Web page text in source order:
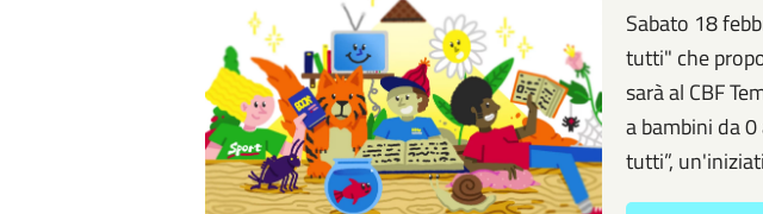
Sabato 18
tutti" che
sarà al CBF
a bambini da
tutti”,